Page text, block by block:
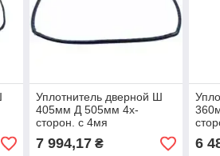
Уплотнитель дверной Ш
405мм Д 505мм 4х-
сторон. с 4мя
крепежными крючками
для Ambassade
7 994,17₴ 6